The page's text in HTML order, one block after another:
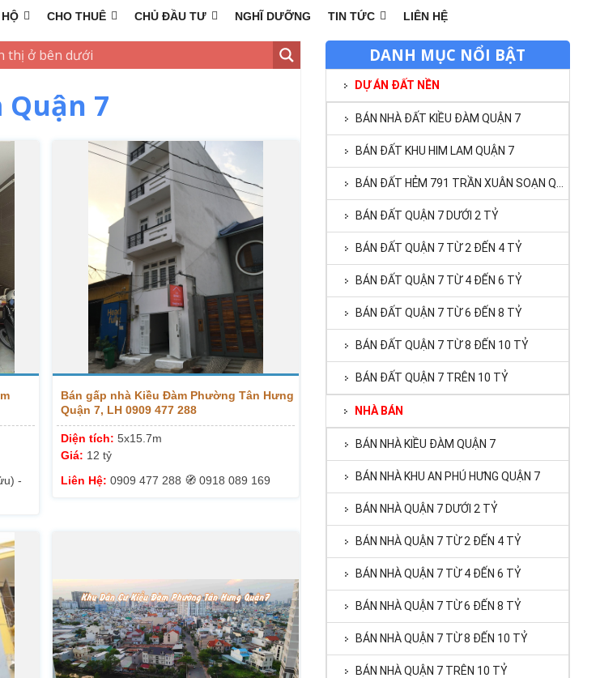
CHO THUÊ CHỦ ĐẦU TƯ NGHĨ DƯỠNG TIN TỨC LIÊN HỆ
7
-
Bán gấp nhà Kiều Đàm Phường Tân Hưng
Quận 7, LH 0909 477 288
Diện tích: 5x15.7m
Giá: 12 tỷ
Liên Hệ: 0909 477 288 🧭 0918 089 169
DANH MỤC NỔI BẬT
DỰ ÁN ĐẤT NỀN
BÁN NHÀ ĐẤT KIỀU ĐÀM QUẬN 7
BÁN ĐẤT KHU HIM LAM QUẬN 7
BÁN ĐẤT QUẬN 7 DƯỚI 2 TỶ
BÁN ĐẤT QUẬN 7 TỪ 2 ĐẾN 4 TỶ
BÁN ĐẤT QUẬN 7 TỪ 4 ĐẾN 6 TỶ
BÁN ĐẤT QUẬN 7 TỪ 6 ĐẾN 8 TỶ
BÁN ĐẤT QUẬN 7 TỪ 8 ĐẾN 10 TỶ
BÁN ĐẤT QUẬN 7 TRÊN 10 TỶ
NHÀ BÁN
BÁN NHÀ KIỀU ĐÀM QUẬN 7
BÁN NHÀ KHU AN PHÚ HƯNG QUẬN 7
BÁN NHÀ QUẬN 7 DƯỚI 2 TỶ
BÁN NHÀ QUẬN 7 TỪ 2 ĐẾN 4 TỶ
BÁN NHÀ QUẬN 7 TỪ 4 ĐẾN 6 TỶ
BÁN NHÀ QUẬN 7 TỪ 6 ĐẾN 8 TỶ
BÁN NHÀ QUẬN 7 TỪ 8 ĐẾN 10 TỶ
BÁN NHÀ QUẬN 7 TRÊN 10 TỶ